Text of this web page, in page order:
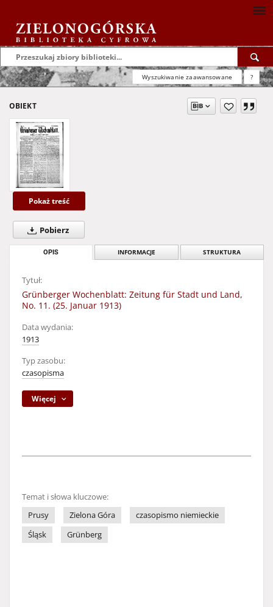
Wyszukiwanie zaawansowane ?
OBIEKT
Pokaż treść
Pobierz
OPIS INFORMACJE STRUKTURA
Tytuł:
Grünberger Wochenblatt: Zeitung für Stadt und Land,
No. 11. (25. Januar 1913)
Data wydania:
1913
Typ zasobu:
czasopisma
Więcej
Temat i słowa kluczowe:
Prusy
Zielona Góra
czasopismo niemieckie
Śląsk
Grünberg